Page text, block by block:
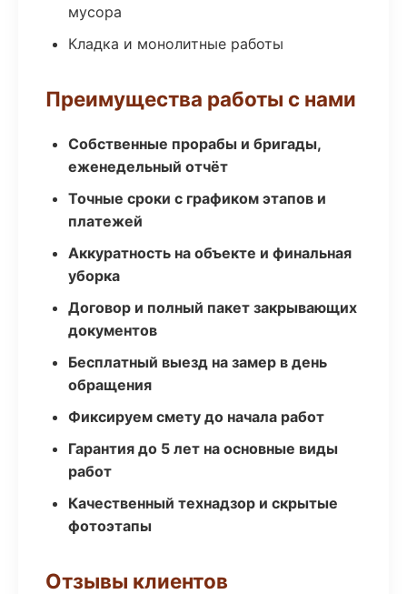
мусора
Кладка и монолитные работы
Преимущества работы с нами
Собственные прорабы и бригады,
еженедельный отчёт
Точные сроки с графиком этапов и
платежей
Аккуратность на объекте и финальная
уборка
Договор и полный пакет закрывающих
документов
Бесплатный выезд на замер в день
обращения
Фиксируем смету до начала работ
Гарантия до 5 лет на основные виды
работ
Качественный технадзор и скрытые
фотоэтапы
Отзывы клиентов